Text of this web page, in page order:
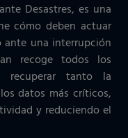
Desastres, es una
cómo deben actuar
una interrupción
recoge todos los
recuperar tanto la
datos más críticos,
y reduciendo el